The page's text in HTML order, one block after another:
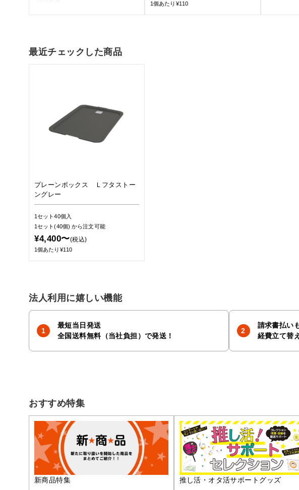
1個あたり¥110
最近チェックした商品
プレーンボックス Ｌフタストー
ングレー
1セット40個入
1セット(40個)から注文可能
¥4,400〜(税込)
1個あたり¥110
法人利用に嬉しい機能
最短当日発送
全国送料無料（当社負担）で発送！
請求書払い
経費立て替
おすすめ特集
新商品特集 推し活・オタ活サポートグッズ